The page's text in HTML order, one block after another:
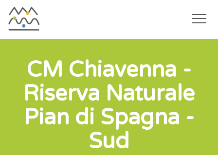
contenuto
principale
CM Chiavenna -
Riserva Naturale
Pian di Spagna -
Sud